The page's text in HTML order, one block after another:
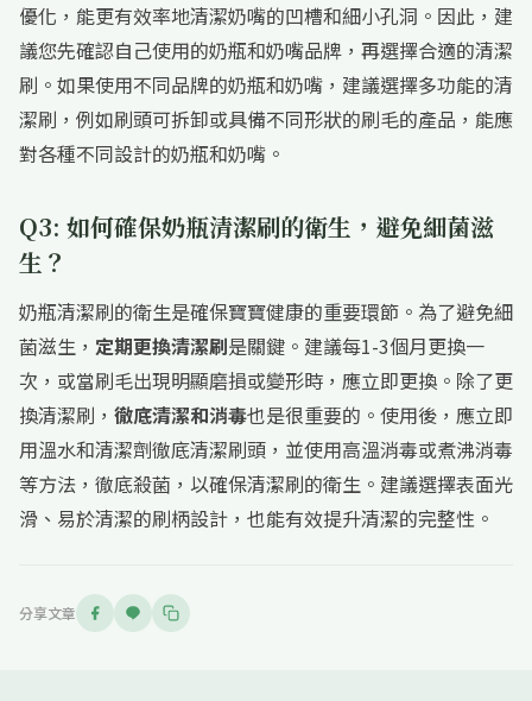
優化，能更有效率地清潔奶嘴的凹槽和細小孔洞。因此，建
議您先確認自己使用的奶瓶和奶嘴品牌，再選擇合適的清潔
刷。如果使用不同品牌的奶瓶和奶嘴，建議選擇多功能的清
潔刷，例如刷頭可拆卸或具備不同形狀的刷毛的產品，能應
對各種不同設計的奶瓶和奶嘴。
Q3: 如何確保奶瓶清潔刷的衛生，避免細菌滋
生？
奶瓶清潔刷的衛生是確保寶寶健康的重要環節。為了避免細
菌滋生， 定期更換清潔刷是關鍵。建議每1-3個月更換一
次，或當刷毛出現明顯磨損或變形時，應立即更換。除了更
換清潔刷， 徹底清潔和消毒也是很重要的。使用後，應立即
用溫水和清潔劑徹底清潔刷頭，並使用高溫消毒或煮沸消毒
等方法，徹底殺菌，以確保清潔刷的衛生。建議選擇表面光
滑、易於清潔的刷柄設計，也能有效提升清潔的完整性。
分享文章